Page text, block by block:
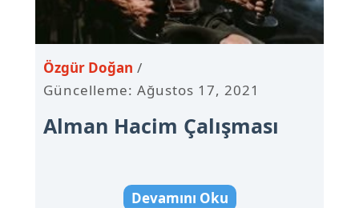
Alman Hacim Çalışması
Güncelleme: Ağustos 17, 2021
Özgür Doğan
Devamını Oku